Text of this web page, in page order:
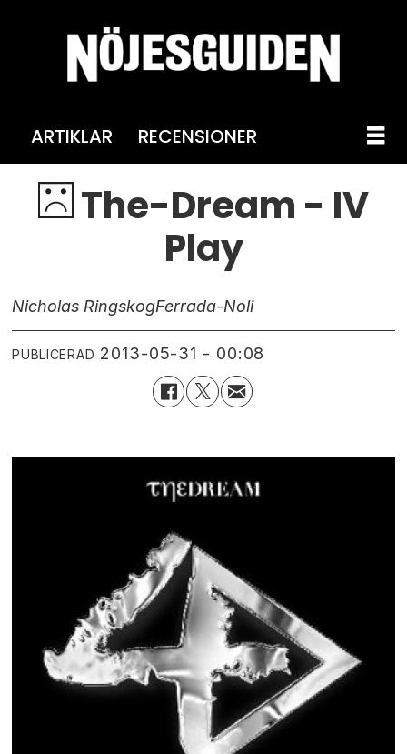
ARTIKLAR RECENSIONER
The-Dream - IV
Play
Nicholas RingskogFerrada-Noli
PUBLICERAD 2013-05-31 - 00:08